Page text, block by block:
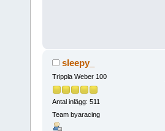
sleepy_
Trippla Weber 100
Antal inlägg: 511
Team byaracing